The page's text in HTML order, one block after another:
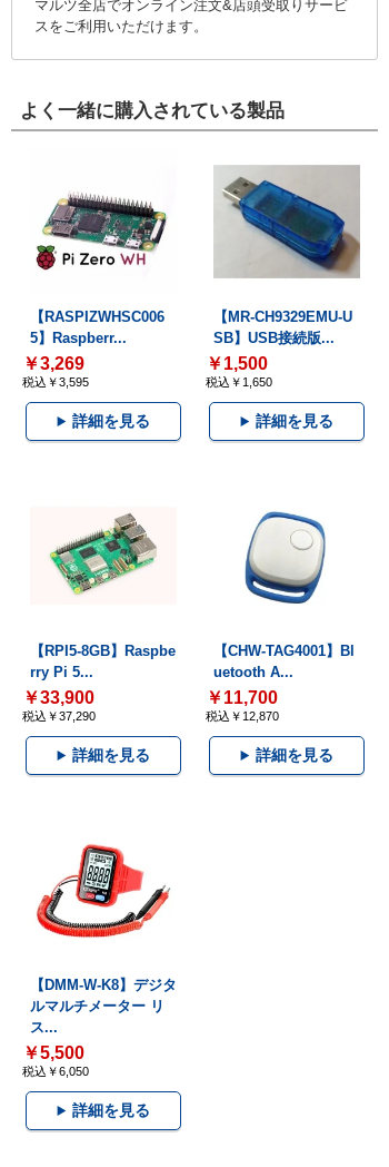
マルツ全店でオンライン注文&店頭受取りサービ
スをご利用いただけます。
よく一緒に購入されている製品
【RASPIZWHSC006
5】Raspberr...
￥3,269
税込￥3,595
詳細を見る
【MR-CH9329EMU-U
SB】USB接続版...
￥1,500
税込￥1,650
詳細を見る
【RPI5-8GB】Raspbe
rry Pi 5...
￥33,900
税込￥37,290
詳細を見る
【CHW-TAG4001】Bl
uetooth A...
￥11,700
税込￥12,870
詳細を見る
【DMM-W-K8】デジタ
ルマルチメーター リ
ス...
￥5,500
税込￥6,050
詳細を見る